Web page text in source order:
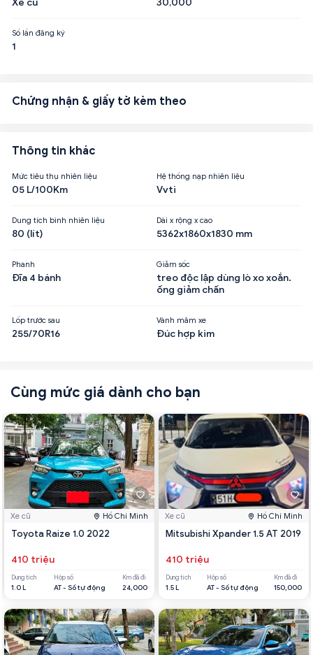
Xe cũ 30,000
Số lần đăng ký
1
Chứng nhận & giấy tờ kèm theo
Thông tin khác
Mức tiêu thụ nhiên liệu
05 L/100Km
Hệ thống nạp nhiên liệu
Vvti
Dung tích bình nhiên liệu
80 (lít)
Dài x rộng x cao
5362x1860x1830 mm
Phanh
Đĩa 4 bánh
Giảm sốc
treo độc lập dùng lò xo xoắn.
ống giảm chấn
Lốp trước sau
255/70R16
Vành mâm xe
Đúc hợp kim
Cùng mức giá dành cho bạn
Xe cũ Hồ Chí Minh
Toyota Raize 1.0 2022
410 triệu
Dung tích
1.0 L
Hộp số
AT - Số tự động
Km đã đi
24,000
Xe cũ Hồ Chí Minh
Mitsubishi Xpander 1.5 AT 2019
410 triệu
Dung tích
1.5 L
Hộp số
AT - Số tự động
Km đã đi
150,000